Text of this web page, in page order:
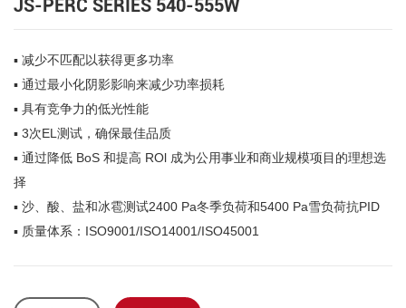
JS-PERC SERIES 540-555W
▪ 减少不匹配以获得更多功率
▪ 通过最小化阴影影响来减少功率损耗
▪ 具有竞争力的低光性能
▪ 3次EL测试，确保最佳品质
▪ 通过降低 BoS 和提高 ROl 成为公用事业和商业规模项目的理想选
择
▪ 沙、酸、盐和冰雹测试2400 Pa冬季负荷和5400 Pa雪负荷抗PID
▪ 质量体系：ISO9001/ISO14001/ISO45001